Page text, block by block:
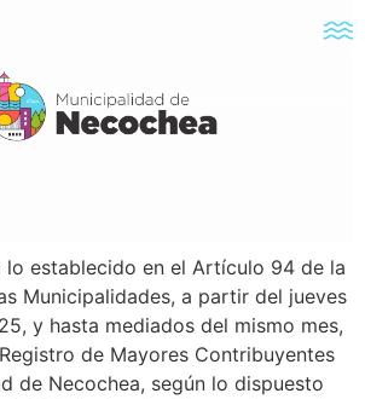
lo establecido en el Artículo 94 de la
Municipalidades, a partir del jueves
y hasta mediados del mismo mes,
de Mayores Contribuyentes
de Necochea, según lo dispuesto